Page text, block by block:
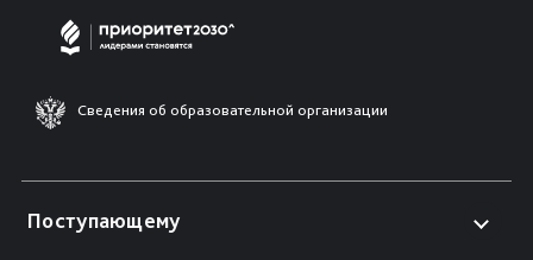
Сведения об образовательной организации
Поступающему